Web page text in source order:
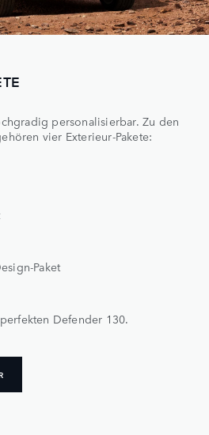
personalisierbar. Zu den
vier Exterieur-Pakete:
Paket
Defender 130.